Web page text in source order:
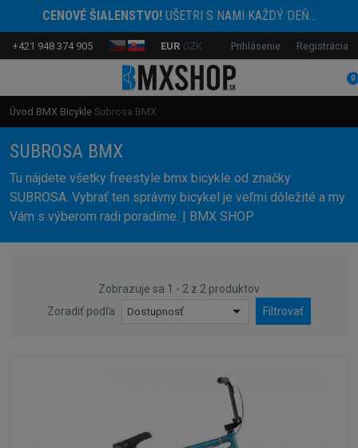
CENOVÉ ŠIALENSTVO!UŠETRI S NAMI KAŽDÝ DEŇ...
+421 948 374 905 EUR CZK Prihlásenie Registrácia
0
Úvod BMX Bicykle Subrosa BMX
SUBROSA BMX
Tu nájdete všetky freestyle bmx bicykle od značky
SUBROSA. Vybrať ten správny bicykel je veľmi dôležité a my
Vám s výberom radi poradíme. | BMX SHOP
Zobrazuje sa 1 - 2 z 2 produktov
Zoradiť podľa
Dostupnosť Filtrovať